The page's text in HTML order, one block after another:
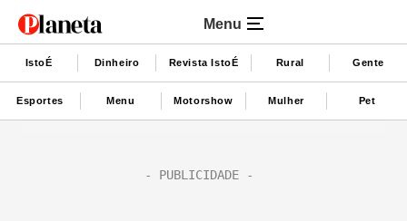
Menu
IstoÉ Dinheiro Revista IstoÉ Rural Gente
Esportes Menu Motorshow Mulher Pet